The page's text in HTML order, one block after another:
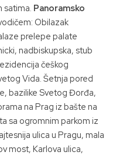
satima. Panoramsko
Obilazak
prelepe palate
nadbiskupska, stub
češkog
Vida. Šetnja pored
bazilike Svetog Đorđa,
na Prag iz bašte na
sa ogromnim parkom iz
ulica u Pragu, mala
most, Karlova ulica,